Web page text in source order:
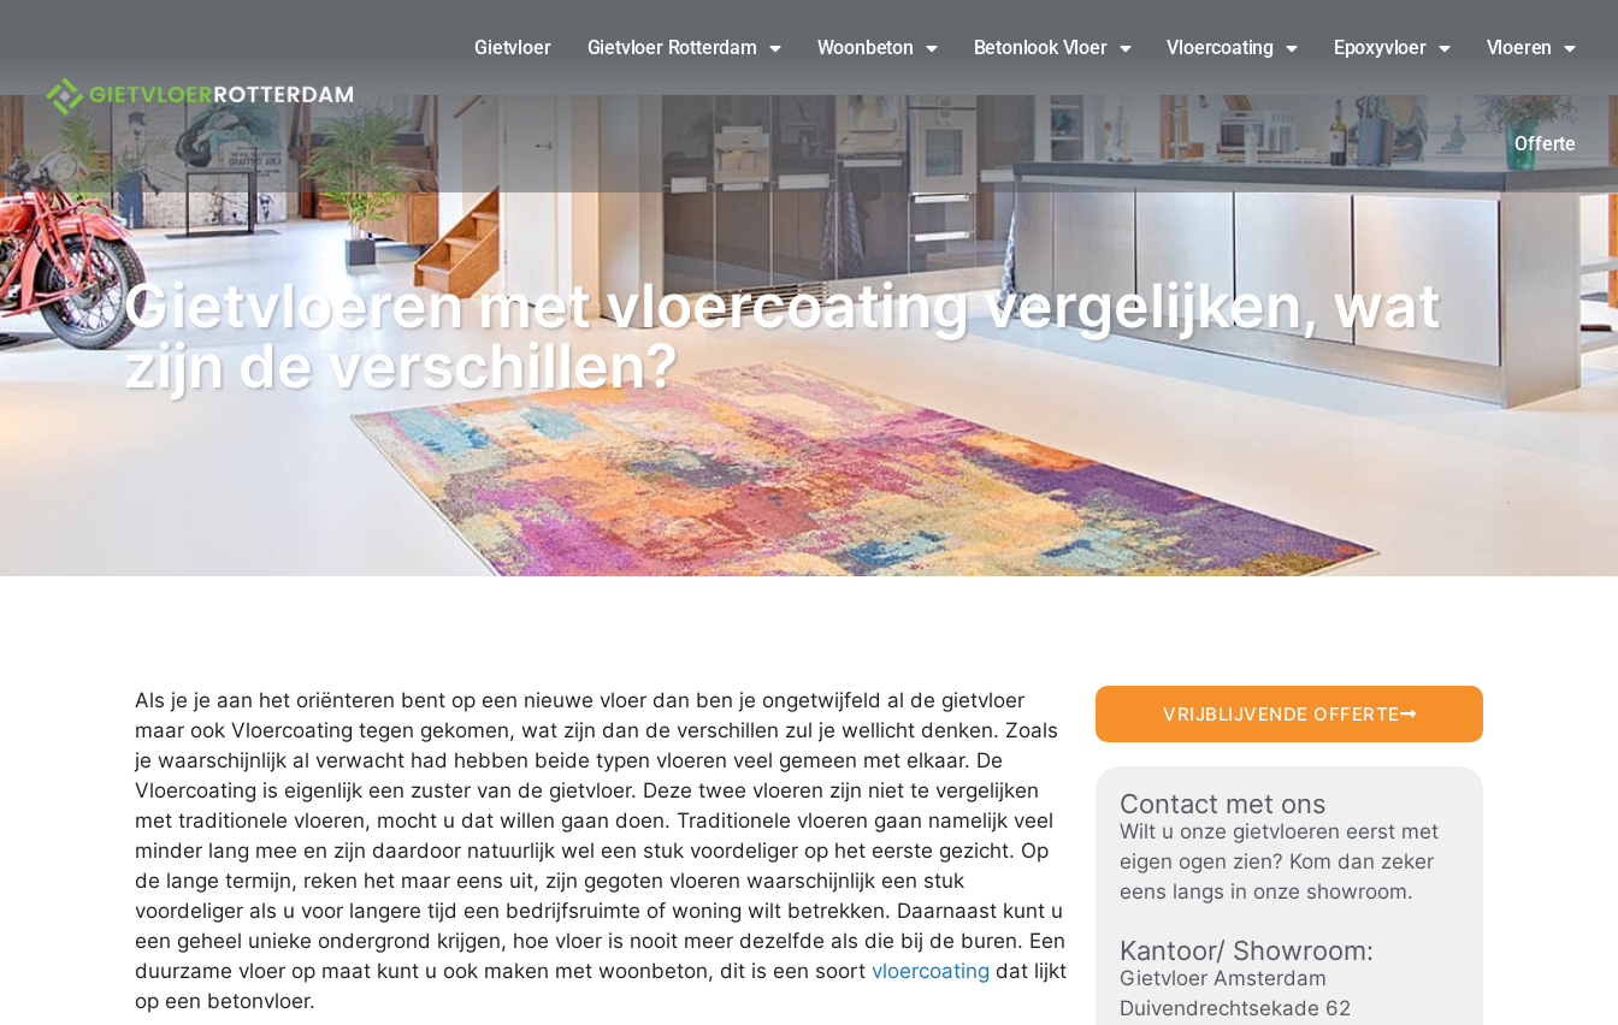
Gietvloer Gietvloer Rotterdam Woonbeton Betonlook Vloer Vloercoating Epoxyvloer Vloeren
Offerte
Gietvloeren met vloercoating vergelijken, wat
zijn de verschillen?
Als je je aan het oriënteren bent op een nieuwe vloer dan ben je ongetwijfeld al de gietvloer
maar ook Vloercoating tegen gekomen, wat zijn dan de verschillen zul je wellicht denken. Zoals
je waarschijnlijk al verwacht had hebben beide typen vloeren veel gemeen met elkaar. De
Vloercoating is eigenlijk een zuster van de gietvloer. Deze twee vloeren zijn niet te vergelijken
met traditionele vloeren, mocht u dat willen gaan doen. Traditionele vloeren gaan namelijk veel
minder lang mee en zijn daardoor natuurlijk wel een stuk voordeliger op het eerste gezicht. Op
de lange termijn, reken het maar eens uit, zijn gegoten vloeren waarschijnlijk een stuk
voordeliger als u voor langere tijd een bedrijfsruimte of woning wilt betrekken. Daarnaast kunt u
een geheel unieke ondergrond krijgen, hoe vloer is nooit meer dezelfde als die bij de buren. Een
duurzame vloer op maat kunt u ook maken met woonbeton, dit is een soort vloercoating dat lijkt
op een betonvloer.
VRIJBLIJVENDE OFFERTE
Contact met ons
Wilt u onze gietvloeren eerst met
eigen ogen zien? Kom dan zeker
eens langs in onze showroom.
Kantoor/ Showroom:
Gietvloer Amsterdam
Duivendrechtsekade 62